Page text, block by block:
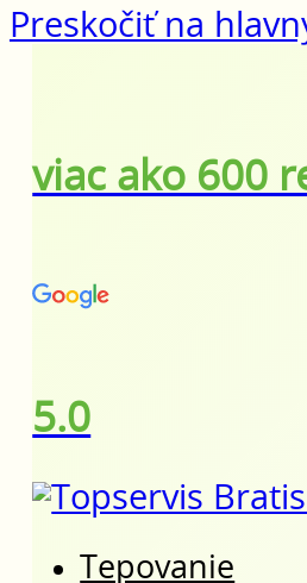
Preskočiť na
viac ako 600
5.0
Tepovanie